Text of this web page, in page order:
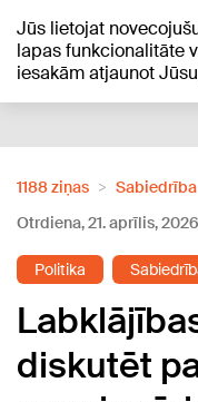
Jūs lietojat
lapas funkcionalitāte
iesakām atjaunot
+10°C
1188 ziņas
Sabiedrība
Otrdiena, 21. aprīlis, 2026
Politika
diskutēt